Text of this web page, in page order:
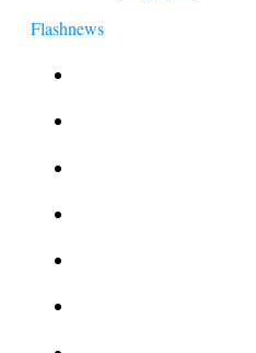
Flashnews